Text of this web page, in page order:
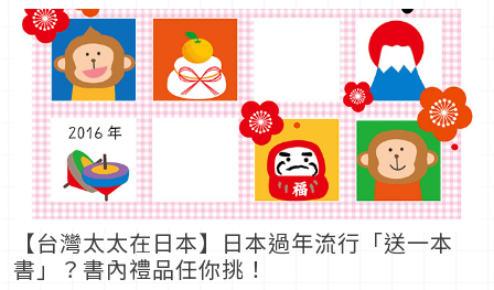
【台灣太太在日本】日本過年流行「送一本
書」？書內禮品任你挑！